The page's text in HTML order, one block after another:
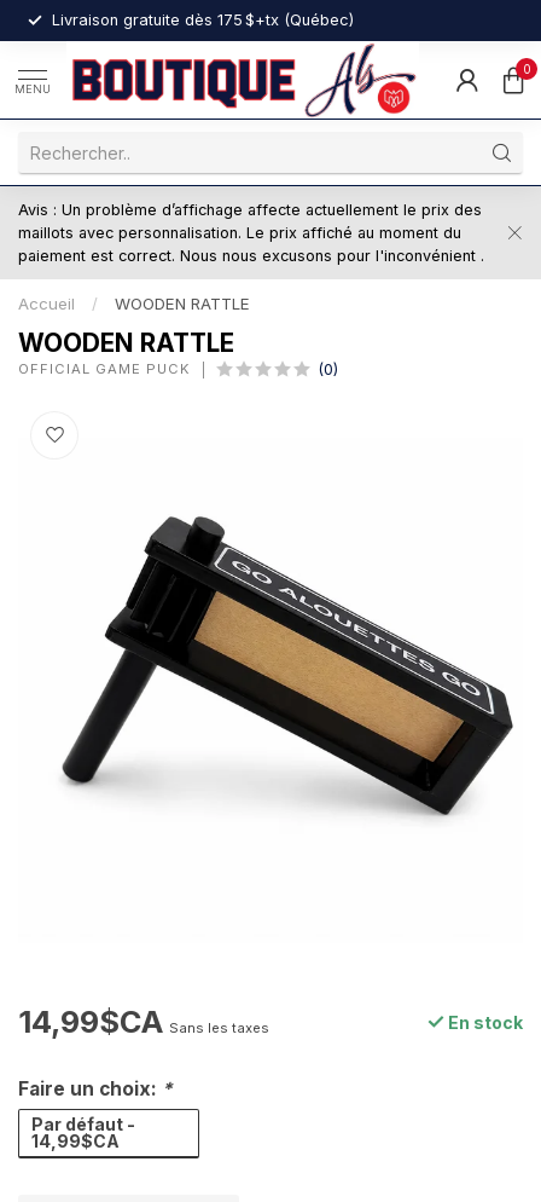
Livraison gratuite dès 175 $+tx (Québec)
MENU
0
Avis : Un problème d’affichage affecte actuellement le prix des
maillots avec personnalisation. Le prix affiché au moment du
paiement est correct. Nous nous excusons pour l'inconvénient .
Accueil / WOODEN RATTLE
WOODEN RATTLE
OFFICIAL GAME PUCK (0)
14,99$CA Sans les taxes En stock
Faire un choix: *
Par défaut -
14,99$CA